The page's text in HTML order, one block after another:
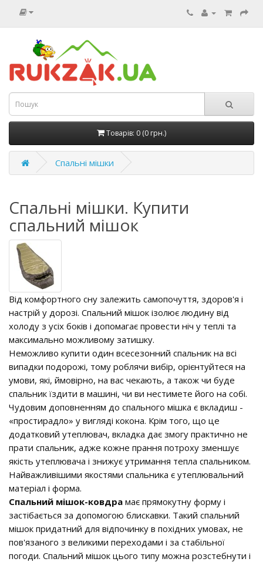
Товарів: 0 (0 грн.)
Спальні мішки
Спальні мішки. Купити
спальний мішок
Від комфортного сну залежить самопочуття, здоров'я і
настрій у дорозі. Спальний мішок ізолює людину від
холоду з усіх боків і допомагає провести ніч у теплі та
максимально можливому затишку.
Неможливо купити один всесезонний спальник на всі
випадки подорожі, тому роблячи вибір, орієнтуйтеся на
умови, які, ймовірно, на вас чекають, а також чи буде
спальник їздити в машині, чи ви нестимете його на собі.
Чудовим доповненням до спального мішка є вкладиш -
«простирадло» у вигляді кокона. Крім того, що це
додатковий утеплювач, вкладка дає змогу практично не
прати спальник, адже кожне прання потроху зменшує
якість утеплювача і знижує утримання тепла спальником.
Найважливішими якостями спальника є утеплювальний
матеріал і форма.
Спальний мішок-ковдра має прямокутну форму і
застібається за допомогою блискавки. Такий спальний
мішок придатний для відпочинку в похідних умовах, не
пов'язаного з великими переходами і за стабільної
погоди. Спальний мішок цього типу можна розстебнути і